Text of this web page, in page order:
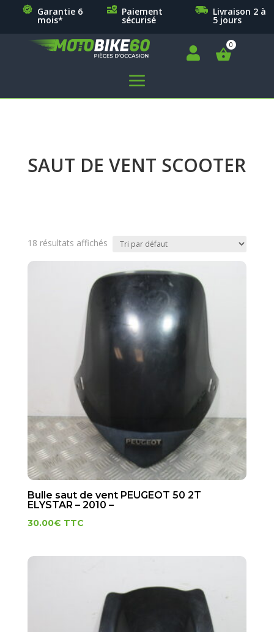
Garantie 6
mois*
Paiement
sécurisé
Livraison 2 à
5 jours

a
SAUT DE VENT SCOOTER
18 résultats affichés
Bulle saut de vent PEUGEOT 50 2T
ELYSTAR – 2010 –
30.00€ TTC